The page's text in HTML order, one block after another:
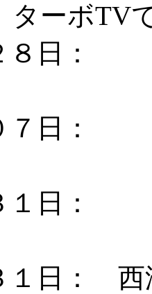
ターボTV
８日：
７日：
１日：
日： 西